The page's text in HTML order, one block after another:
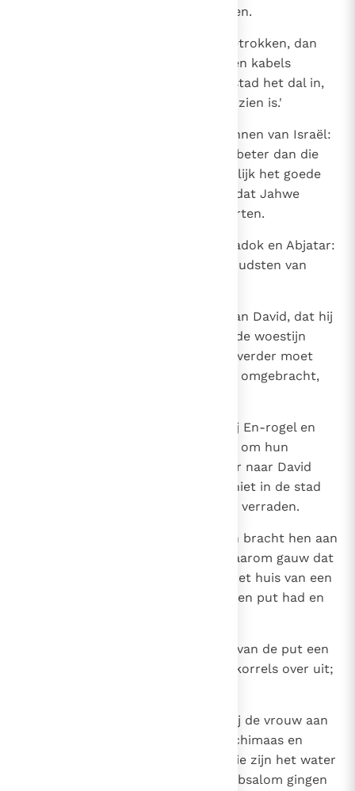
noch hij noch een van zijn mannen.
Heeft hij zich in een stad teruggetrokken, dan
laten we daar door alle Israëlieten kabels
heenbrengen en trekken wij die stad het dal in,
tot er geen stukje steen meer te zien is.'
Toen zeiden Absalom en alle mannen van Israël:
`De raad van Chusai de Arkiet is beter dan die
van Achitofel.' Jahwe wilde namelijk het goede
plan van Achitofel verijdelen, omdat Jahwe
Absalom in het verderf wilde storten.
Nu zei Chusai aan de priesters Sadok en Abjatar:
`Achitofel heeft Absalom en de oudsten van
Stuur dus vlug een boodschap aan David, dat hij
vannacht niet in de passen naar de woestijn
dient te blijven, maar aanstonds verder moet
trekken; anders wordt de koning omgebracht,
Jonatan en Achimaas stonden bij En-rogel en
een dienstmeisje ging op en neer om hun
berichten te brengen, die zij weer naar David
moesten doorgeven; zij konden niet in de stad
komen, want dan zouden zij zich verraden.
Maar een jongen zag hen daar en bracht hen aan
bij Absalom. De twee maakten daarom gauw dat
ze wegkwamen. Ze gingen naar het huis van een
man in Bachurim die op zijn erf een put had en
De vrouw legde over de opening van de put een
dekkleed en strooide daar graankorrels over uit;
Toen de dienaren van Absalom bij de vrouw aan
huis kwamen en vroegen waar Achimaas en
Jonatan waren, zei de vrouw: `Die zijn het water
overgestoken.' De dienaren van Absalom gingen